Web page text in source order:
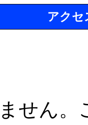
アクセ
せん